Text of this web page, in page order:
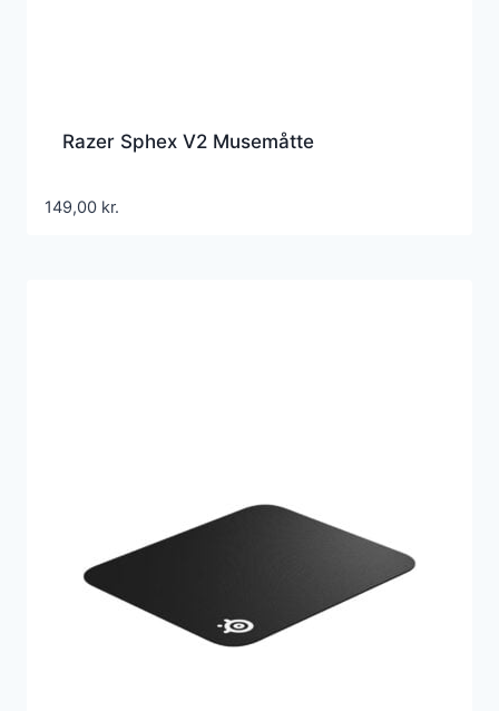
Razer Sphex V2 Musemåtte
149,00 kr.